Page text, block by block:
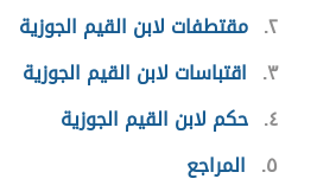
٢ مقتطفات لابن القيم الجوزية
٣
اقتباسات لابن القيم الجوزية
٤ حكم لابن القيم الجوزية
٥
المراجع